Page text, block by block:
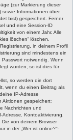
(zur Markierung dieser
sowie Informationen über
bist) gespeichert. Ferner
und eine Session-ID
von einem Jahr. Alle
löschen“ löschen.
in deinem Profil
sind mindestens ein
notwendig. Wenn
wurden, so ist dies für
so werden die dort
wenn du einen Beitrag als
IP-Adresse
Aktionen gespeichert:
Nachrichten und
Adresse, Kontoaktivierung,
von deinem Browser
in der „Wer ist online?“-